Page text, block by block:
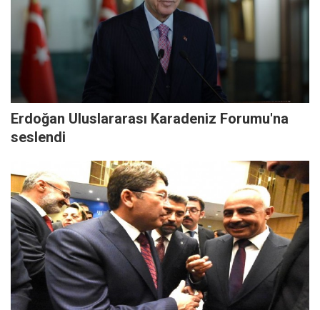
Erdoğan Uluslararası Karadeniz Forumu'na
seslendi